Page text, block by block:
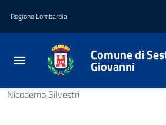
Vai al contenuto principale
Vai al footer
Regione Lombardia
Comune di
Giovanni
Amministrazione
Nicodemo Silvestri